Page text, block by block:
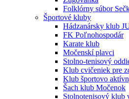
Folklórny súbor
Športové kluby
Hádzanársky klub
FK Poľnohospodár
Karate klub
Močenskí plavci
Stolno-tenisový
Klub cvičeniek pre
Klub športovo
Šach klub Močenok
Stolnotenisový klub